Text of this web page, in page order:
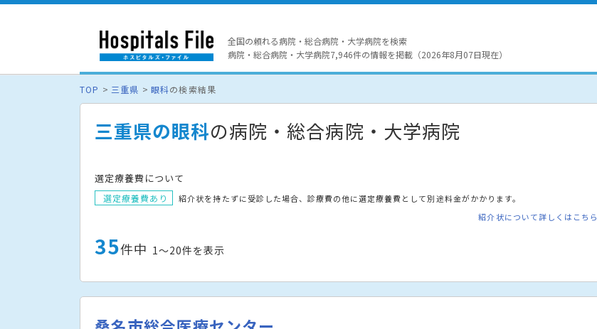
全国の頼れる病院・総合病院・大学病院を検索
病院・総合病院・大学病院7,946件の情報を掲載（2026年8月07日現在）
TOP 三重県 眼科の検索結果
三重県の眼科の病院・総合病院・大学病院
選定療養費について
選定療養費あり
紹介状を持たずに受診した場合、診療費の他に選定療養費として別途料金がかかります。
紹介状について詳しくはこちら
35件中 1〜20件を表示